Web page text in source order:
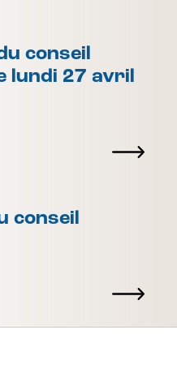
conseil
lundi 27 avril
conseil